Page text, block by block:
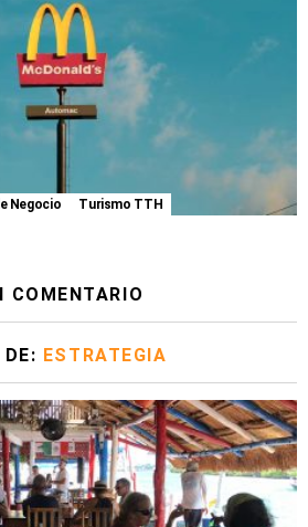
Negocio Turismo TTH
COMENTARIO
DE: ESTRATEGIA